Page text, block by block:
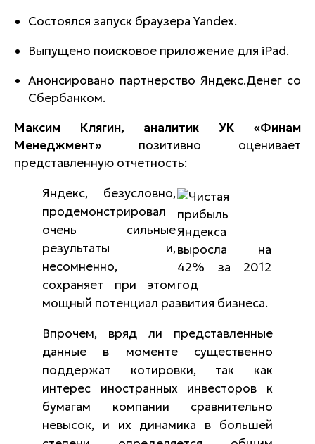
Состоялся запуск браузера Yandex.
Выпущено поисковое приложение для iPad.
Анонсировано партнерство Яндекс.Денег со
Сбербанком.
Максим Клягин, аналитик УК «Финам
Менеджмент» позитивно оценивает
представленную отчетность:
Яндекс, безусловно,
продемонстрировал
очень сильные
результаты и,
несомненно,
сохраняет при этом
мощный потенциал развития бизнеса.
Впрочем, вряд ли представленные
данные в моменте существенно
поддержат котировки, так как
интерес иностранных инвесторов к
бумагам компании сравнительно
невысок, и их динамика в большей